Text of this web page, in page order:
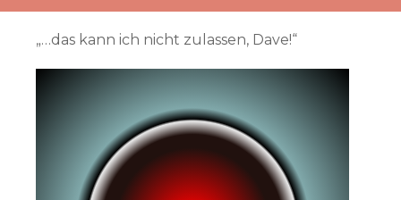
„…das kann ich nicht zulassen, Dave!“